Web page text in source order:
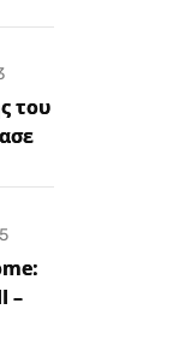
του
Η